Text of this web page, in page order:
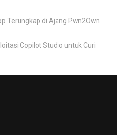
Terungkap di Ajang Pwn2Own
Copilot Studio untuk Curi